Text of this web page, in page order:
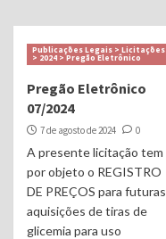
Publicações Legais > Licitações
> 2024 > Pregão Eletrônico
Pregão Eletrônico
07/2024
7 de agosto de 2024 0
A presente licitação tem
por objeto o REGISTRO
DE PREÇOS para futuras
aquisições de tiras de
glicemia para uso